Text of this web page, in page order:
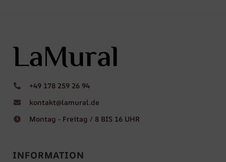
+49 178 259 26 94
kontakt@lamural.de
Montag - Freitag / 8 BIS 16 UHR
INFORMATION